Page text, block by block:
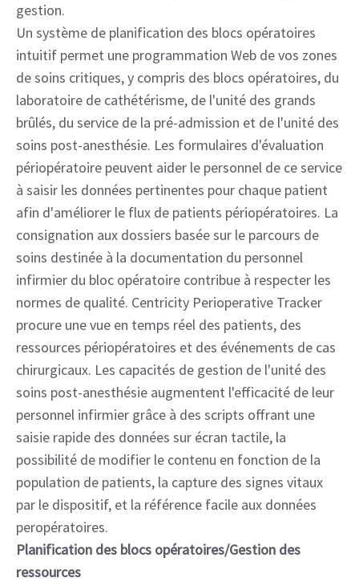
gestion.
Un système de planification des blocs opératoires
intuitif permet une programmation Web de vos zones
de soins critiques, y compris des blocs opératoires, du
laboratoire de cathétérisme, de l'unité des grands
brûlés, du service de la pré-admission et de l'unité des
soins post-anesthésie. Les formulaires d'évaluation
périopératoire peuvent aider le personnel de ce service
à saisir les données pertinentes pour chaque patient
afin d'améliorer le flux de patients périopératoires. La
consignation aux dossiers basée sur le parcours de
soins destinée à la documentation du personnel
infirmier du bloc opératoire contribue à respecter les
normes de qualité. Centricity Perioperative Tracker
procure une vue en temps réel des patients, des
ressources périopératoires et des événements de cas
chirurgicaux. Les capacités de gestion de l'unité des
soins post-anesthésie augmentent l'efficacité de leur
personnel infirmier grâce à des scripts offrant une
saisie rapide des données sur écran tactile, la
possibilité de modifier le contenu en fonction de la
population de patients, la capture des signes vitaux
par le dispositif, et la référence facile aux données
peropératoires.
Planification des blocs opératoires/Gestion des
ressources